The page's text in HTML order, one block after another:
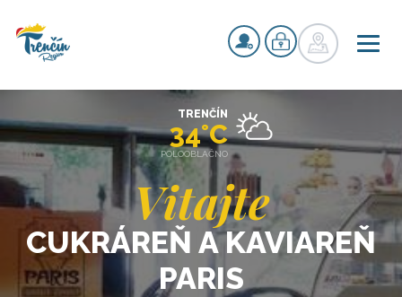
Vitajte
CUKRÁREŇ A KAVIAREŇ
PARIS
TRENČÍN
34°C
POLOOBLAČNO